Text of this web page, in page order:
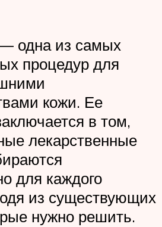
одна из самых
процедур для
кожи. Ее
в том,
лекарственные
для каждого
из существующих
нужно решить.